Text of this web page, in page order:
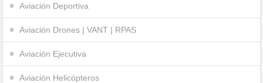
Aviación Deportiva
Aviación Drones | VANT | RPAS
Aviación Ejecutiva
Aviación Helicópteros